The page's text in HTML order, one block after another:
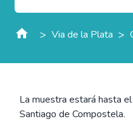
> Via de la Plata >
La muestra estará hasta
Santiago de Compostela.